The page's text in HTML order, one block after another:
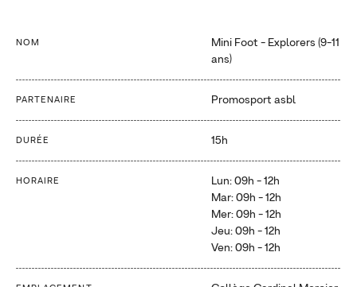
NOM
Mini Foot - Explorers (9-11
ans)
PARTENAIRE Promosport asbl
DURÉE 15h
HORAIRE
Lun: 09h - 12h
Mar: 09h - 12h
Mer: 09h - 12h
Jeu: 09h - 12h
Ven: 09h - 12h